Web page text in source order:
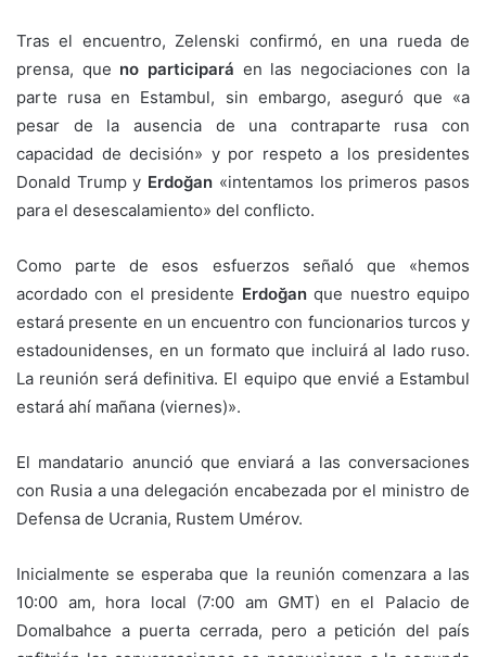
Tras el encuentro, Zelenski confirmó, en una rueda de
prensa, que no participará en las negociaciones con la
parte rusa en Estambul, sin embargo, aseguró que «a
pesar de la ausencia de una contraparte rusa con
capacidad de decisión» y por respeto a los presidentes
Donald Trump y Erdoğan «intentamos los primeros pasos
para el desescalamiento» del conflicto.
Como parte de esos esfuerzos señaló que «hemos
acordado con el presidente Erdoğanque nuestro equipo
estará presente en un encuentro con funcionarios turcos y
estadounidenses, en un formato que incluirá al lado ruso.
La reunión será definitiva. El equipo que envié a Estambul
estará ahí mañana (viernes)».
El mandatario anunció que enviará a las conversaciones
con Rusia a una delegación encabezada por el ministro de
Defensa de Ucrania, Rustem Umérov.
Inicialmente se esperaba que la reunión comenzara a las
10:00 am, hora local (7:00 am GMT) en el Palacio de
Domalbahce a puerta cerrada, pero a petición del país